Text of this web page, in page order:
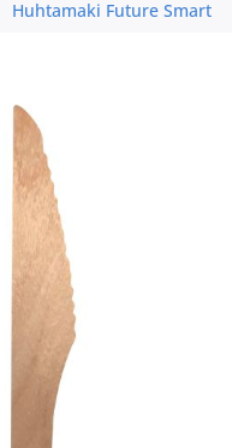
Huhtamaki Future Smart